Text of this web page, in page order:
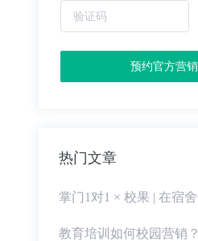
预约官方营
热门文章
掌门1对1 × 校果 | 在宿
教育培训如何校园营销